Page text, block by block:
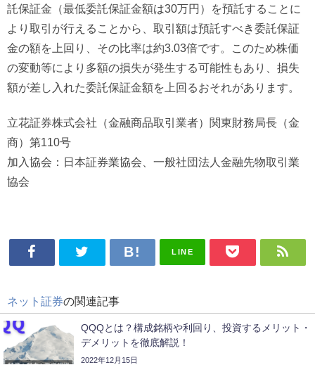
託保証金（最低委託保証金額は30万円）を預託することに
より取引が行えることから、取引額は預託すべき委託保証
金の額を上回り、その比率は約3.03倍です。このため株価
の変動等により多額の損失が発生する可能性もあり、損失
額が差し入れた委託保証金額を上回るおそれがあります。
立花証券株式会社（金融商品取引業者）関東財務局長（金
商）第110号
加入協会：日本証券業協会、一般社団法人金融先物取引業
協会
LINE
ネット証券の関連記事
QQQとは？構成銘柄や利回り、投資するメリット・
デメリットを徹底解説！
2022年12月15日